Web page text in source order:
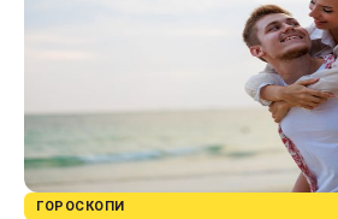
ГОРОСКОПИ